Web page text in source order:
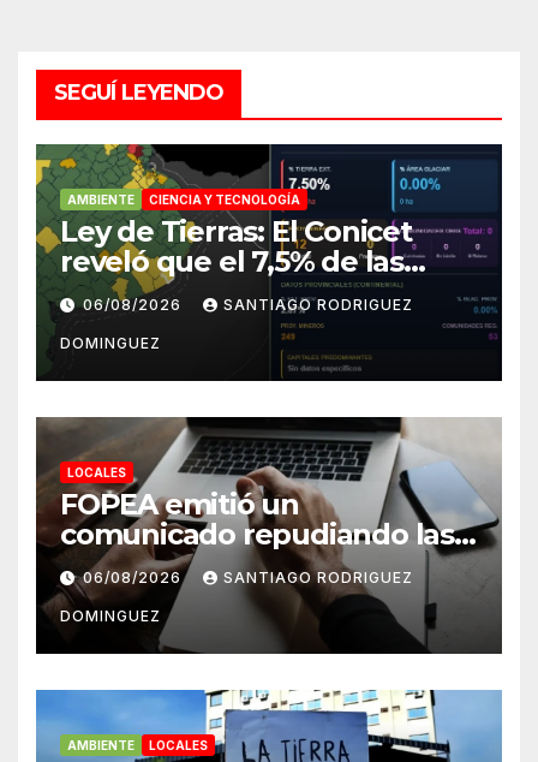
SEGUÍ LEYENDO
AMBIENTE CIENCIA Y TECNOLOGÍA
Ley de Tierras: El Conicet
reveló que el 7,5% de las
tierras rurales de Mar del
Plata pertenecen a
extranjeros
06/08/2026 SANTIAGO RODRIGUEZ
DOMINGUEZ
LOCALES
FOPEA emitió un
comunicado repudiando las
cuentas pseudo periodísticas
de Instagram en Mar del
Plata
06/08/2026 SANTIAGO RODRIGUEZ
DOMINGUEZ
AMBIENTE LOCALES